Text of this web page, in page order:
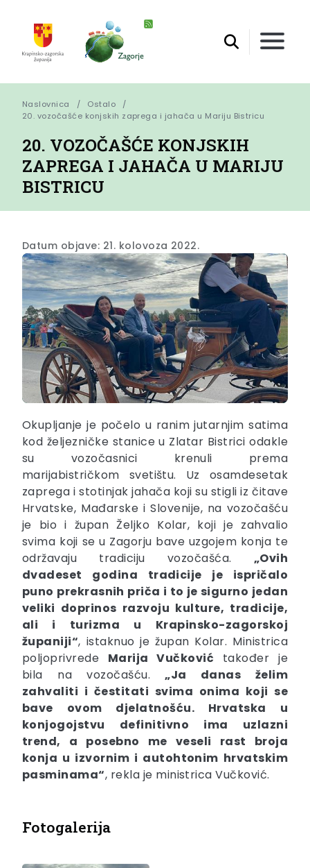
Naslovnica
Ostalo
20. vozočašće konjskih zaprega i jahača u Mariju Bistricu
20. VOZOČAŠĆE KONJSKIH
ZAPREGA I JAHAČA U MARIJU
BISTRICU
Datum objave: 21. kolovoza 2022.
Okupljanje je počelo u ranim jutarnjim satima
kod željezničke stanice u Zlatar Bistrici odakle
su vozočasnici krenuli prema
marijabistričkom svetištu. Uz osamdesetak
zaprega i stotinjak jahača koji su stigli iz čitave
Hrvatske, Mađarske i Slovenije, na vozočašću
je bio i župan Željko Kolar, koji je zahvalio
svima koji se u Zagorju bave uzgojem konja te
održavaju tradiciju vozočašća. „Ovih
dvadeset godina tradicije je ispričalo
puno prekrasnih priča i to je sigurno jedan
veliki doprinos razvoju kulture, tradicije,
ali i turizma u Krapinsko-zagorskoj
županiji“, istaknuo je župan Kolar. Ministrica
poljoprivrede Marija Vučković također je
bila na vozočašću.„Ja danas želim
zahvaliti i čestitati svima onima koji se
bave ovom djelatnošću. Hrvatska u
konjogojstvu definitivno ima uzlazni
trend, a posebno me veseli rast broja
konja u izvornim i autohtonim hrvatskim
pasminama“, rekla je ministrica Vučković.
Fotogalerija